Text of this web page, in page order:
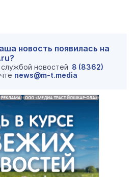
новость появилась на
новостей 8 (8362)
news@m-t.media